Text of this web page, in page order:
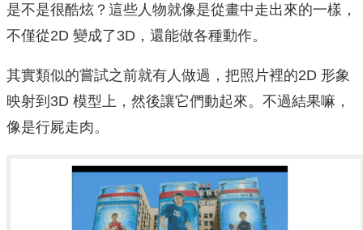
是不是很酷炫？這些人物就像是從畫中走出來的一樣，
不僅從2D 變成了3D，還能做各種動作。
其實類似的嘗試之前就有人做過，把照片裡的2D 形象
映射到3D 模型上，然後讓它們動起來。不過結果嘛，
像是行屍走肉。